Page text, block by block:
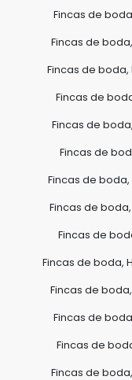
Fincas de
Fincas de
Fincas de
Fincas de
Fincas de
Fincas de
Fincas de
Fincas de
Fincas de
Fincas de boda,
Fincas de
Fincas de
Fincas de
Fincas de